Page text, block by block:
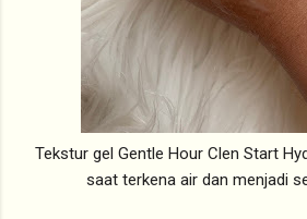
Tekstur gel Gentle Hour Clen Start
saat terkena air dan menjadi